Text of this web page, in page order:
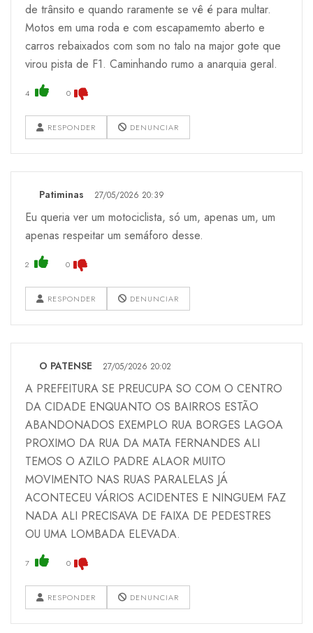
de trânsito e quando raramente se vê é para multar.
Motos em uma roda e com escapamemto aberto e
carros rebaixados com som no talo na major gote que
virou pista de F1. Caminhando rumo a anarquia geral.
4 0
RESPONDER DENUNCIAR
Patiminas 27/05/2026 20:39
Eu queria ver um motociclista, só um, apenas um, um
apenas respeitar um semáforo desse.
2 0
RESPONDER DENUNCIAR
O PATENSE 27/05/2026 20:02
A PREFEITURA SE PREUCUPA SO COM O CENTRO
DA CIDADE ENQUANTO OS BAIRROS ESTÃO
ABANDONADOS EXEMPLO RUA BORGES LAGOA
PROXIMO DA RUA DA MATA FERNANDES ALI
TEMOS O AZILO PADRE ALAOR MUITO
MOVIMENTO NAS RUAS PARALELAS JÁ
ACONTECEU VÁRIOS ACIDENTES E NINGUEM FAZ
NADA ALI PRECISAVA DE FAIXA DE PEDESTRES
OU UMA LOMBADA ELEVADA.
7 0
RESPONDER DENUNCIAR